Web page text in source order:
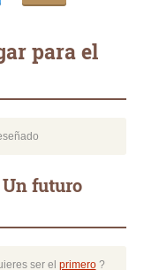
para el
futuro
ser el primero?